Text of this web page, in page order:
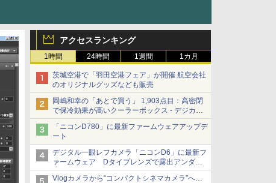
アクセスランキング
1時間 24時間 1週間 1カ月
茨城空港で「羽田空港フェア」が開催 航空会社
のオリジナルグッズなども販売
岡嶋和幸の「あとで買う」 1,903点目：高密閉
で保冷効果が高いクーラーボックス - デジカメ
Watch
「ニコンD780」に最新ファームウェアアップデ
ート
デジタル一眼レフカメラ「ニコンD6」に最新フ
ァームウェア Dタイプレンズで露出アンダー
になる現象の修正など
Vlogカメラから“コンパクトシネマカメラ”へ…